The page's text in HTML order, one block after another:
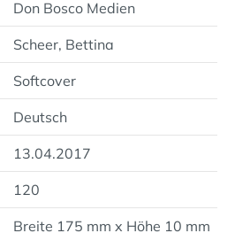
Don Bosco Medien
Scheer, Bettina
Softcover
Deutsch
13.04.2017
120
Breite 175 mm x Höhe 10 mm